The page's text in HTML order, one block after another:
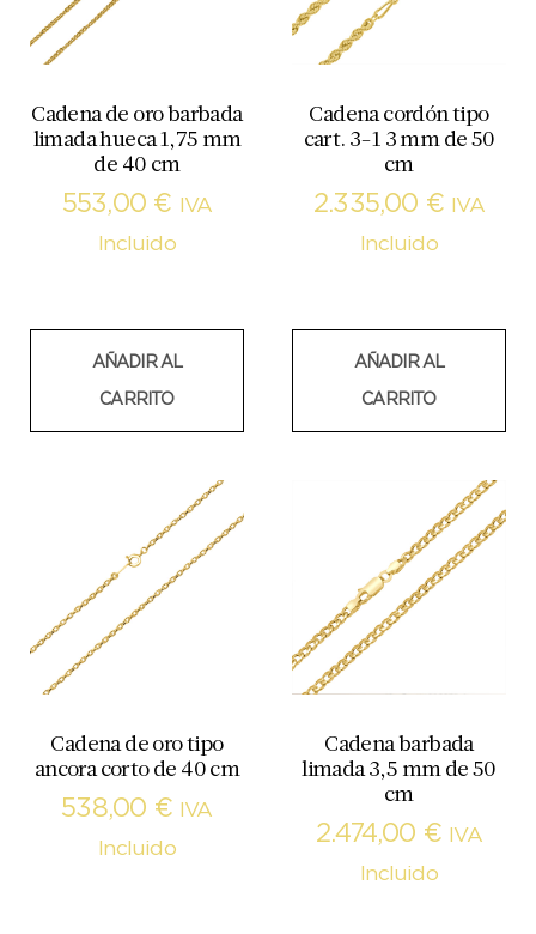
Cadena de oro barbada
limada hueca 1,75 mm
de 40 cm
553,00 €
IVA
Incluido
AÑADIR AL
CARRITO
Cadena cordón tipo
cart. 3-1 3 mm de 50
cm
2.335,00 €
IVA
Incluido
AÑADIR AL
CARRITO
Cadena de oro tipo
ancora corto de 40 cm
538,00 €
IVA
Incluido
Cadena barbada
limada 3,5 mm de 50
cm
2.474,00 €
IVA
Incluido